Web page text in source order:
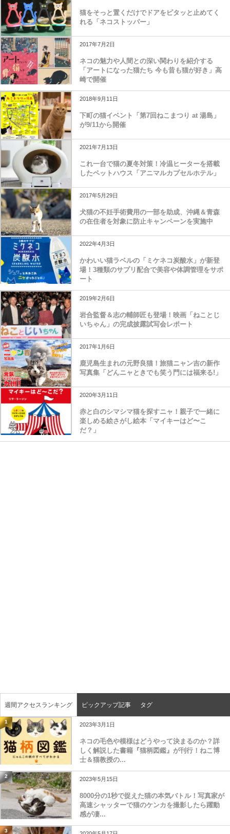
猫をそっと置くだけでドアをピタッと止めてく
れる「ネコストッパー」
2017年7月2日
ネコの魅力や人間との深い関わりを紹介する
「アートになった猫たち 今も昔も猫が好き」高
崎で開催
2018年9月11日
下町の猫イベント「第7回ねこまつり at 湯島」
が9/11から開催
2021年7月13日
これ一台で猫の夏冬対策！冷温ヒーターを搭載
したペットハウス「アニマルカプセルホテル」
2017年5月29日
犬猫の不妊手術費用の一部を助成、沖縄＆青森
の在住者を対象に防止キャンペーンを実施中
2022年4月3日
かわいい猫ラベルの「ミケネコ炭酸水」が新登
場！3種類のサプリ配合で美容や体調管理をサポ
ート
2019年2月6日
岩合監督＆志の輔師匠も登場！映画「ねことじ
いちゃん」の完成披露試写会レポート
2017年1月6日
鹿児島生まれの元野良猫！旅猫ニャン吉の新作
写真集「どんニャときでも笑う門には福来る!」
2020年3月11日
赤と白のシマシマ猫を探すニャ！親子で一緒に
楽しめる絵さがし絵本「マイキーはど〜こ
だ？」
週間アクセスランキング ピックアップ記事 タグ
1 2023年3月1日
ネコの毛色や模様はどうやって決まるのか？詳
しく解説した書籍『猫柄図鑑』が刊行！ねこ博
士＆猫教授の...
2 2023年5月15日
8000分の1秒で捉えた猫の本気バトル！写真家が
高速シャッターで猫のケンカを撮影したら躍動
感が凄...
3